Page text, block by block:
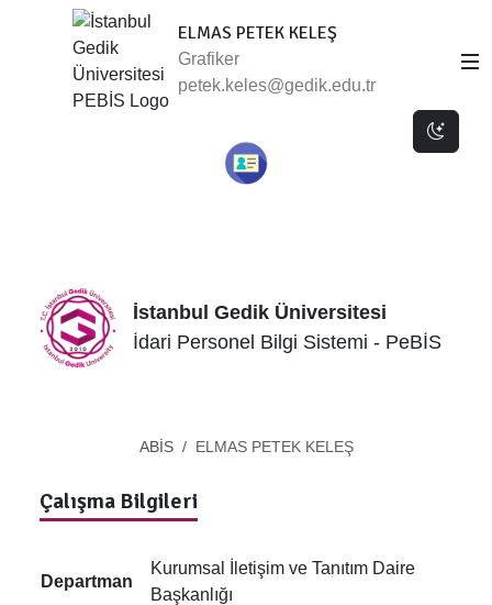
Dark
ELMAS PETEK KELEŞ
Grafiker
petek.keles@gedik.edu.tr
İstanbul Gedik Üniversitesi
İdari Personel Bilgi Sistemi - PeBİS
ABİS ELMAS PETEK KELEŞ
Çalışma Bilgileri
Departman
Kurumsal İletişim ve Tanıtım Daire
Başkanlığı